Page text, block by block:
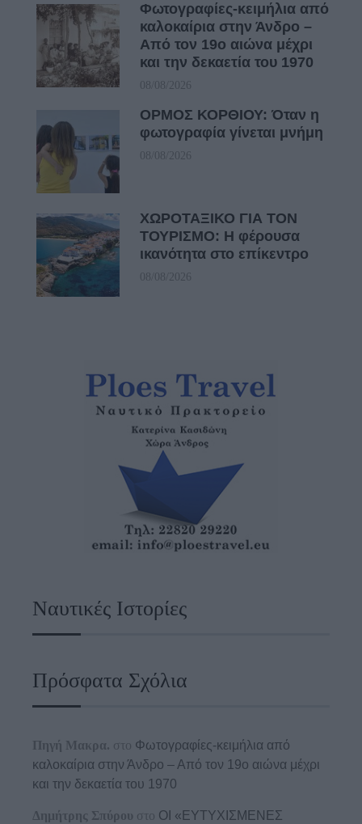
Φωτογραφίες-κειμήλια από
καλοκαίρια στην Άνδρο –
Από τον 19ο αιώνα μέχρι
και την δεκαετία του 1970
08/08/2026
ΟΡΜΟΣ ΚΟΡΘΙΟΥ: Όταν η
φωτογραφία γίνεται μνήμη
08/08/2026
ΧΩΡΟΤΑΞΙΚΟ ΓΙΑ ΤΟΝ
ΤΟΥΡΙΣΜΟ: Η φέρουσα
ικανότητα στο επίκεντρο
08/08/2026
Ναυτικές Ιστορίες
Πρόσφατα Σχόλια
Πηγή Μακρα. στο Φωτογραφίες-κειμήλια από
καλοκαίρια στην Άνδρο – Από τον 19ο αιώνα μέχρι
και την δεκαετία του 1970
Δημήτρης Σπύρου στο ΟΙ «ΕΥΤΥΧΙΣΜΕΝΕΣ